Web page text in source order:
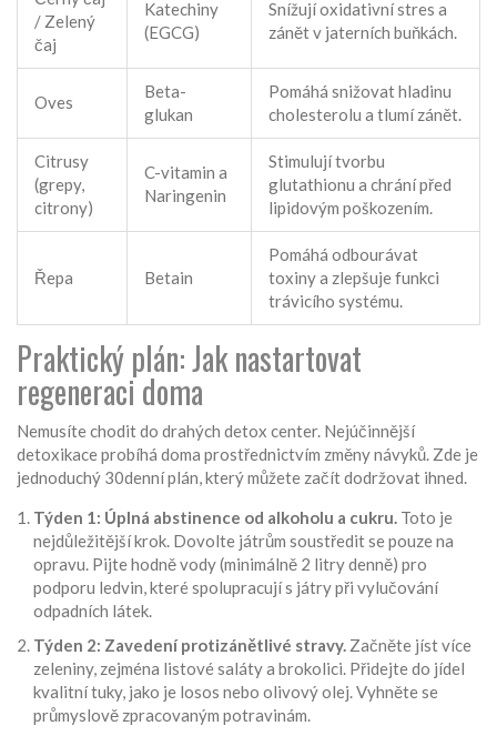
/ Zelený
čaj
Katechiny
(EGCG)
Snížují oxidativní stres a
zánět v jaterních buňkách.
Oves
Beta-
glukan
Pomáhá snižovat hladinu
cholesterolu a tlumí zánět.
Citrusy
(grepy,
citrony)
C-vitamin a
Naringenin
Stimulují tvorbu
glutathionu a chrání před
lipidovým poškozením.
Řepa Betain
Pomáhá odbourávat
toxiny a zlepšuje funkci
trávicího systému.
Praktický plán: Jak nastartovat
regeneraci doma
Nemusíte chodit do drahých detox center. Nejúčinnější
detoxikace probíhá doma prostřednictvím změny návyků. Zde je
jednoduchý 30denní plán, který můžete začít dodržovat ihned.
Týden 1: Úplná abstinence od alkoholu a cukru. Toto je
nejdůležitější krok. Dovolte játrům soustředit se pouze na
opravu. Pijte hodně vody (minimálně 2 litry denně) pro
podporu ledvin, které spolupracují s játry při vylučování
odpadních látek.
Týden 2: Zavedení protizánětlivé stravy. Začněte jíst více
zeleniny, zejména listové saláty a brokolici. Přidejte do jídel
kvalitní tuky, jako je losos nebo olivový olej. Vyhněte se
průmyslově zpracovaným potravinám.